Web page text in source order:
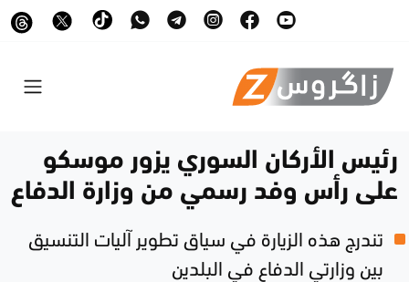
رئيس الأركان السوري يزور موسكو
على رأس وفد رسمي من وزارة الدفاع
تندرج هذه الزيارة في سياق تطوير آليات التنسيق
بين وزارتي الدفاع في البلدين